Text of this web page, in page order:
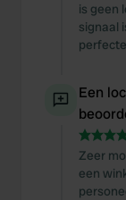
is geen
signaal
Een
Zeer
een